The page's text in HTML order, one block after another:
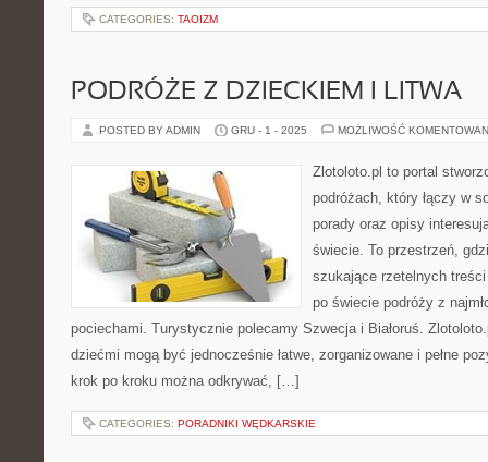
CATEGORIES: TAOIZM
PODRÓŻE Z DZIECKIEM I LITWA
POSTED BY ADMIN GRU - 1 - 2025 MOŻLIWOŚĆ
Zlotoloto.pl to portal
podróżach, który łączy w
porady oraz opisy
świecie. To przestrzeń,
szukające rzetelnych
po świecie podróży z
pociechami. Turystycznie polecamy Szwecja i Białoruś.
dziećmi mogą być jednocześnie łatwe, zorganizowane i pełne
krok po kroku można odkrywać, […]
CATEGORIES: PORADNIKI WĘDKARSKIE